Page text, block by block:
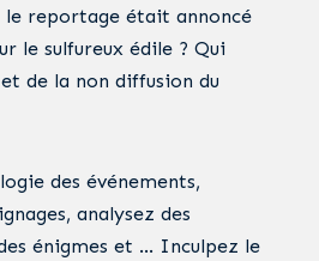
le reportage était annoncé
le sulfureux édile ? Qui
de la non diffusion du
des événements,
analysez des
énigmes et … Inculpez le